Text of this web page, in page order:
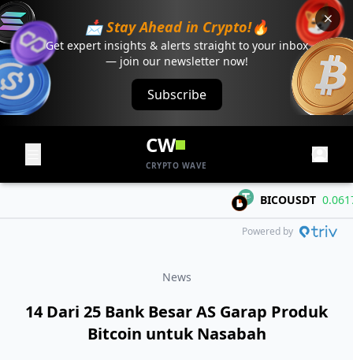
📩 Stay Ahead in Crypto!🔥
Get expert insights & alerts straight to your inbox
— join our newsletter now!
Subscribe
CW
CRYPTO WAVE
BICOUSDT 0.0617
Powered by
News
14 Dari 25 Bank Besar AS Garap Produk
Bitcoin untuk Nasabah